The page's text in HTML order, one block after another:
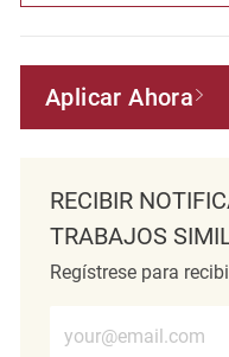
Aplicar Ahora
RECIBIR
TRABAJOS
Regístrese para